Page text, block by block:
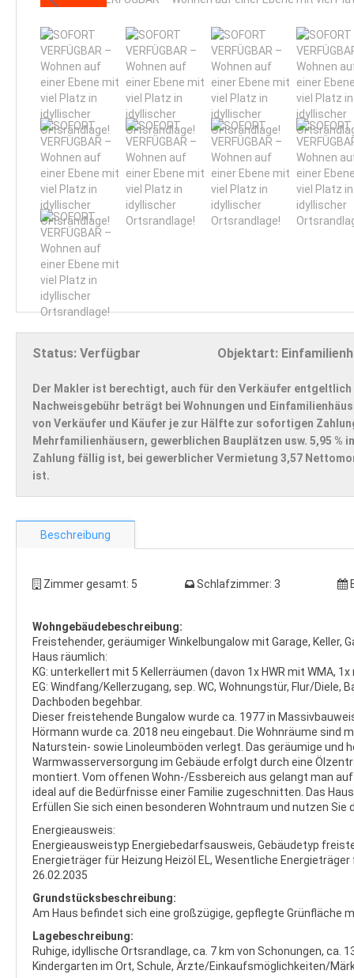
Status: Verfügbar Objektart:
Der Makler ist berechtigt, auch für den Verkäufer
Nachweisgebühr beträgt bei Wohnungen und
von Verkäufer und Käufer je zur Hälfte zur sofortigen
Mehrfamilienhäusern, gewerblichen Bauplätzen usw. 5,95
Zahlung fällig ist, bei gewerblicher Vermietung 3,57
ist.
Beschreibung
Zimmer gesamt: 5 Schlafzimmer: 3
Wohngebäudebeschreibung:
Freistehender, geräumiger Winkelbungalow mit Garage, Keller,
Haus räumlich:
KG: unterkellert mit 5 Kellerräumen (davon 1x HWR mit WMA,
EG: Windfang/Kellerzugang, sep. WC, Wohnungstür, Flur/
Dachboden begehbar.
Dieser freistehende Bungalow wurde ca. 1977 in
Hörmann wurde ca. 2018 neu eingebaut. Die Wohnräume
Naturstein- sowie Linoleumböden verlegt. Das geräumige
Warmwasserversorgung im Gebäude erfolgt durch eine
montiert. Vom offenen Wohn-/Essbereich aus gelangt man
ideal auf die Bedürfnisse einer Familie zugeschnitten. Das
Erfüllen Sie sich einen besonderen Wohntraum und nutzen Sie
Energieausweis:
Energieausweistyp Energiebedarfsausweis, Gebäudetyp
Energieträger für Heizung Heizöl EL, Wesentliche
26.02.2035
Grundstücksbeschreibung:
Am Haus befindet sich eine großzügige, gepflegte Grünfläche
Lagebeschreibung:
Ruhige, idyllische Ortsrandlage, ca. 7 km von Schonungen,
Kindergarten im Ort, Schule, Ärzte/Einkaufsmöglichkeiten/